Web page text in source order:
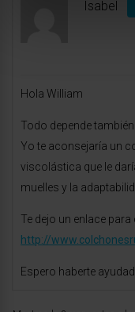
Isabel
Hola William
Todo depende
Yo te aconsejaría un
viscolástica que le
muelles y la
Te dejo un enlace
http://
Espero haberte